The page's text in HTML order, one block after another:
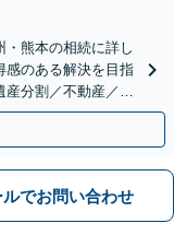
・熊本の相続に詳し
感のある解決を目指
産分割／不動産／遺
全個室】
ルでお問い合わせ